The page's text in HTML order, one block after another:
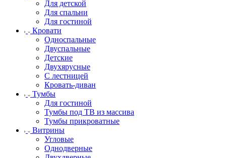
Для детской
Для спальни
Для гостиной
Кровати
Односпальные
Двуспальные
Детские
Двухярусные
С лестницей
Кровать-диван
Тумбы
Для гостиной
Тумбы под ТВ из массива
Тумбы прикроватные
Витрины
Угловые
Однодверные